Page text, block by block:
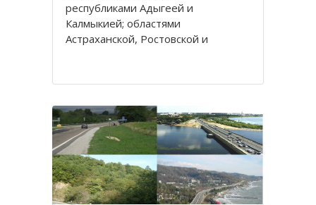
республиками Адыгеей и
Калмыкией; областями
Астраханской, Ростовской и
Дону.
Густой речной сетью покрыта
территория ЮО, однако, по
территории она распределена не
равномерно и в